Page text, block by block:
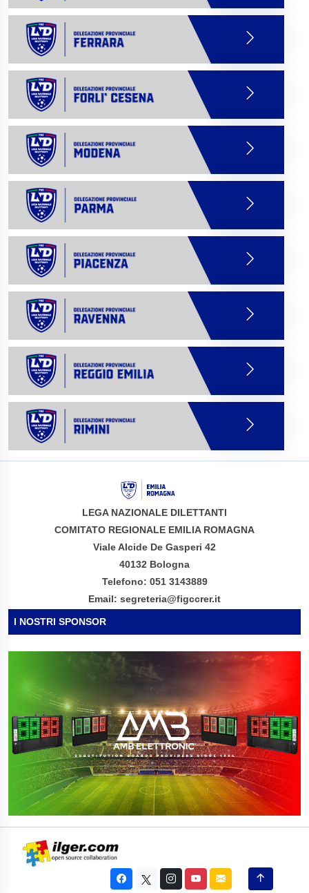
LEGA NAZIONALE DILETTANTI
COMITATO REGIONALE EMILIA ROMAGNA
Viale Alcide De Gasperi 42
40132 Bologna
Telefono: 051 3143889
Email: segreteria@figccrer.it
I NOSTRI SPONSOR